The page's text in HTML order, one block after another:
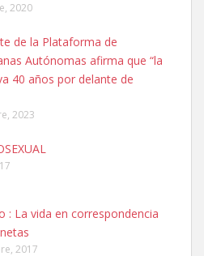
MESA Y LOPEZ
MICROCHIP PERDIDO HOY
ES MUY ASUSTADIZO
papillera, asustada tiene miedo a la
2020
de la Plataforma de
Autónomas afirma que “la
40 años por delante de
2023
: La vida en correspondencia
2017